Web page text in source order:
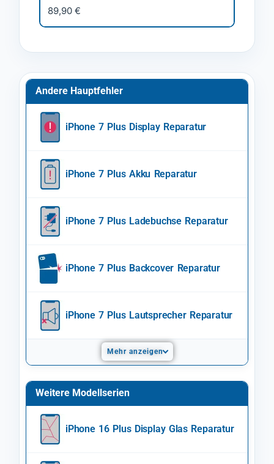
89,90 €
Andere Hauptfehler
iPhone 7 Plus Display Reparatur
iPhone 7 Plus Akku Reparatur
iPhone 7 Plus Ladebuchse Reparatur
iPhone 7 Plus Backcover Reparatur
iPhone 7 Plus Lautsprecher Reparatur
Mehr anzeigen
Weitere Modellserien
iPhone 16 Plus Display Glas Reparatur